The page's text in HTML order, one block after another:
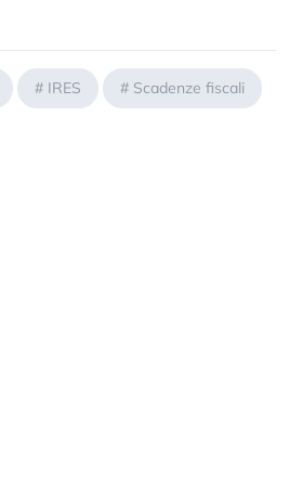
# IRES # Scadenze fiscali